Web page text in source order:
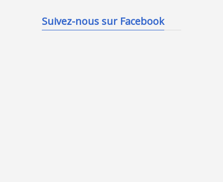
Suivez-nous sur Facebook